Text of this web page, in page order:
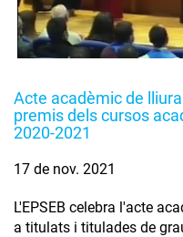
Acte acadèmic de
premis dels cursos
2020-2021
17 de nov. 2021
L'EPSEB celebra l'acte
a titulats i titulades de